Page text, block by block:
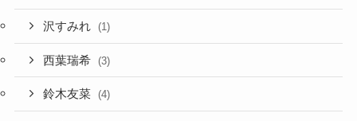
沢すみれ (1)
西葉瑞希 (3)
鈴木友菜 (4)